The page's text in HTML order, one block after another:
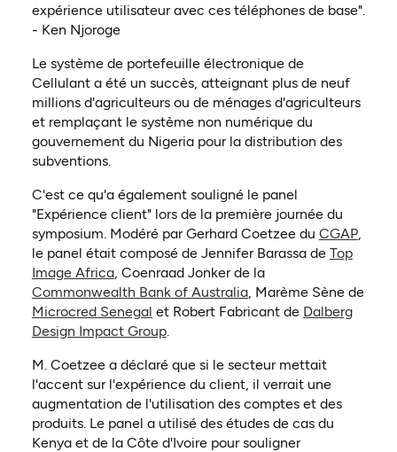
expérience utilisateur avec ces téléphones de base".
- Ken Njoroge
Le système de portefeuille électronique de
Cellulant a été un succès, atteignant plus de neuf
millions d'agriculteurs ou de ménages d'agriculteurs
et remplaçant le système non numérique du
gouvernement du Nigeria pour la distribution des
subventions.
C'est ce qu'a également souligné le panel
"Expérience client" lors de la première journée du
symposium. Modéré par Gerhard Coetzee du CGAP,
le panel était composé de Jennifer Barassa de Top
Image Africa(ouvre dans un nouvel onglet)
, Coenraad Jonker de la
Commonwealth Bank of Australia(ouvre dans un nouvel
, Marème Sène de
Microcred Senegal(ouvre dans un nouvel onglet)
et Robert Fabricant de Dalberg
Design Impact Group(ouvre dans un nouvel onglet)
.
M. Coetzee a déclaré que si le secteur mettait
l'accent sur l'expérience du client, il verrait une
augmentation de l'utilisation des comptes et des
produits. Le panel a utilisé des études de cas du
Kenya et de la Côte d'Ivoire pour souligner